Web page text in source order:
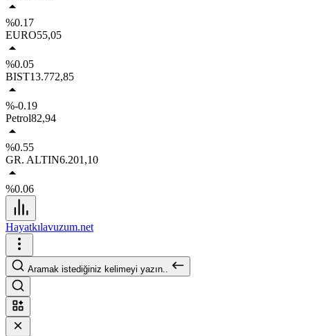
%0.17
EURO55,05
%0.05
BIST13.772,85
%-0.19
Petrol82,94
%0.55
GR. ALTIN6.201,10
%0.06
Hayatkılavuzum.net
Aramak istediğiniz kelimeyi yazın..